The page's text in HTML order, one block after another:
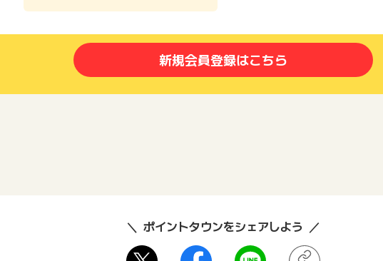
新規会員登録はこちら
ポイントタウンをシェアしよう